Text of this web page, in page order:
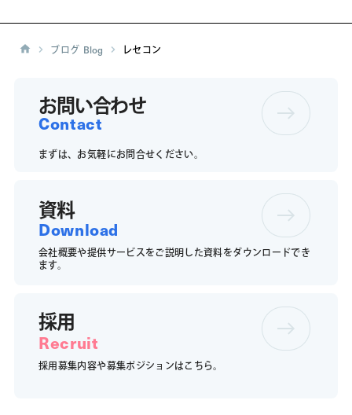
ブログ Blog レセコン
お問い合わせ
Contact
まずは、お気軽にお問合せください。
資料
Download
会社概要や提供サービスをご説明した資料をダウンロードでき
ます。
採用
Recruit
採用募集内容や募集ポジションはこちら。